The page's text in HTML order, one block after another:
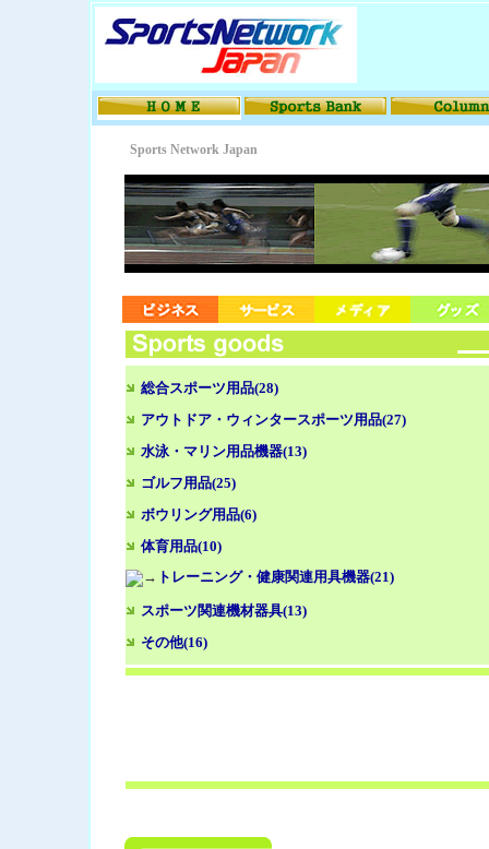
Sports Network Japan
総合スポーツ用品(28)
アウトドア・ウィンタースポーツ用品(27)
水泳・マリン用品機器(13)
ゴルフ用品(25)
ボウリング用品(6)
体育用品(10)
トレーニング・健康関連用具機器(21)
スポーツ関連機材器具(13)
その他(16)